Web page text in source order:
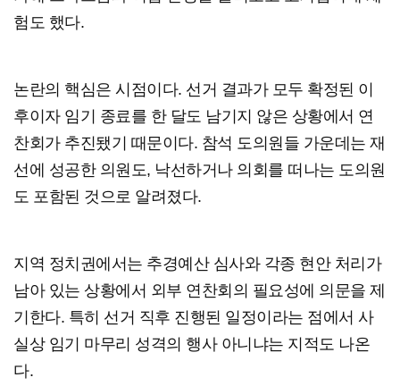
험도 했다.
논란의 핵심은 시점이다. 선거 결과가 모두 확정된 이
후이자 임기 종료를 한 달도 남기지 않은 상황에서 연
찬회가 추진됐기 때문이다. 참석 도의원들 가운데는 재
선에 성공한 의원도, 낙선하거나 의회를 떠나는 도의원
도 포함된 것으로 알려졌다.
지역 정치권에서는 추경예산 심사와 각종 현안 처리가
남아 있는 상황에서 외부 연찬회의 필요성에 의문을 제
기한다. 특히 선거 직후 진행된 일정이라는 점에서 사
실상 임기 마무리 성격의 행사 아니냐는 지적도 나온
다.